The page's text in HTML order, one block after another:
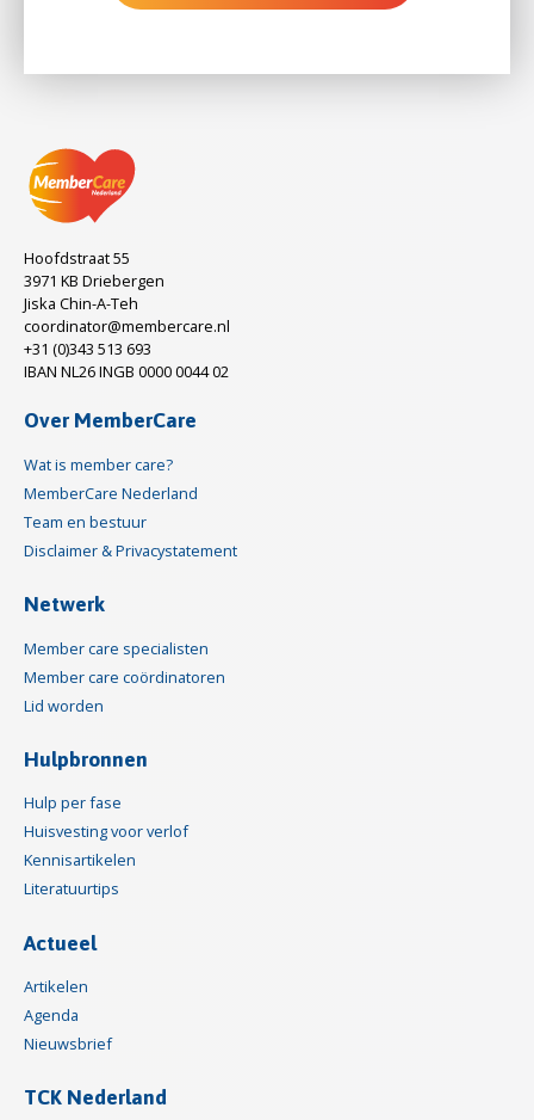
Hoofdstraat 55
3971 KB Driebergen
Jiska Chin-A-Teh
coordinator@membercare.nl
+31 (0)343 513 693
IBAN NL26 INGB 0000 0044 02
Over MemberCare
Wat is member care?
MemberCare Nederland
Team en bestuur
Disclaimer & Privacystatement
Netwerk
Member care specialisten
Member care coördinatoren
Lid worden
Hulpbronnen
Hulp per fase
Huisvesting voor verlof
Kennisartikelen
Literatuurtips
Actueel
Artikelen
Agenda
Nieuwsbrief
TCK Nederland